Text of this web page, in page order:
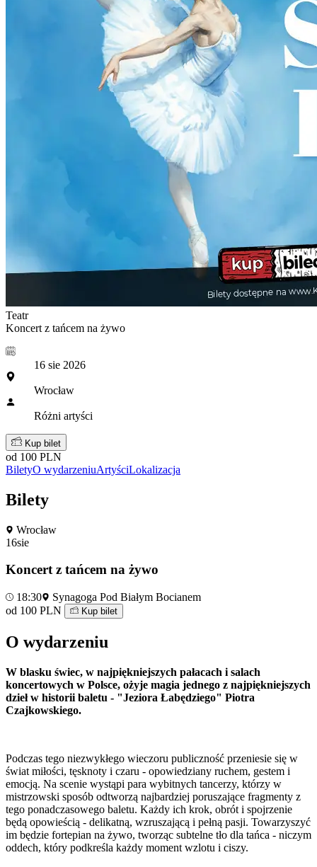
Teatr
Koncert z tańcem na żywo
16 sie 2026
Wrocław
Różni artyści
Kup bilet
od 100 PLN
BiletyO wydarzeniuArtyściLokalizacja
Bilety
Wrocław
16sie
Koncert z tańcem na żywo
18:30
Synagoga Pod Białym Bocianem
od 100 PLN
Kup bilet
O wydarzeniu
W blasku świec, w najpiękniejszych pałacach i salach
koncertowych w Polsce, ożyje magia jednego z najpiękniejszych
dzieł w historii baletu - "Jeziora Łabędziego" Piotra
Czajkowskiego.
Podczas tego niezwykłego wieczoru publiczność przeniesie się w
świat miłości, tęsknoty i czaru - opowiedziany ruchem, gestem i
emocją. Na scenie wystąpi para wybitnych tancerzy, którzy w
mistrzowski sposób odtworzą najbardziej poruszające fragmenty z
tego ponadczasowego baletu. Każdy ich krok, obrót i spojrzenie
będą opowieścią - delikatną, wzruszającą i pełną pasji. Towarzyszyć
im będzie fortepian na żywo, tworząc subtelne tło dla tańca - niczym
oddech, który podkreśla każdy moment wzlotu i ciszy.